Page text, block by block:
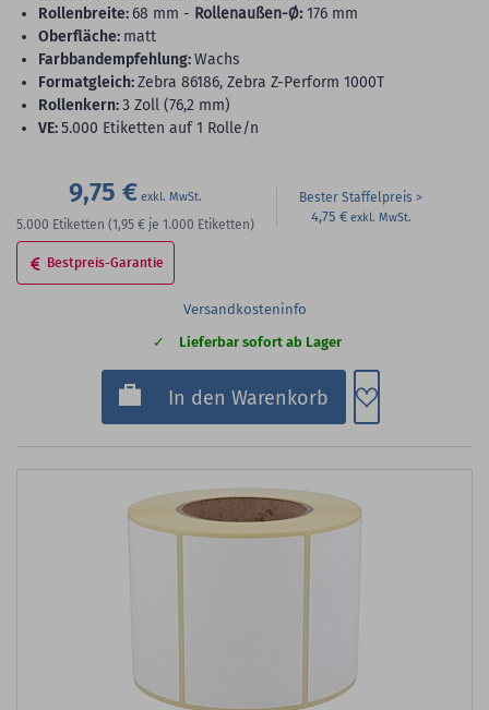
Rollenbreite:68 mm - Rollenaußen-Ø: 176 mm
Oberfläche: matt
Farbbandempfehlung:Wachs
Formatgleich:Zebra 86186, Zebra Z-Perform 1000T
Rollenkern:3 Zoll (76,2 mm)
VE:5.000 Etiketten auf 1 Rolle/n
9,75 €
5.000 Etiketten (1,95 € je 1.000 Etiketten)
Bester Staffelpreis
4,75 €
Bestpreis-Garantie
Versandkosteninfo
Lieferbar sofort ab Lager
In den Warenkorb Zum